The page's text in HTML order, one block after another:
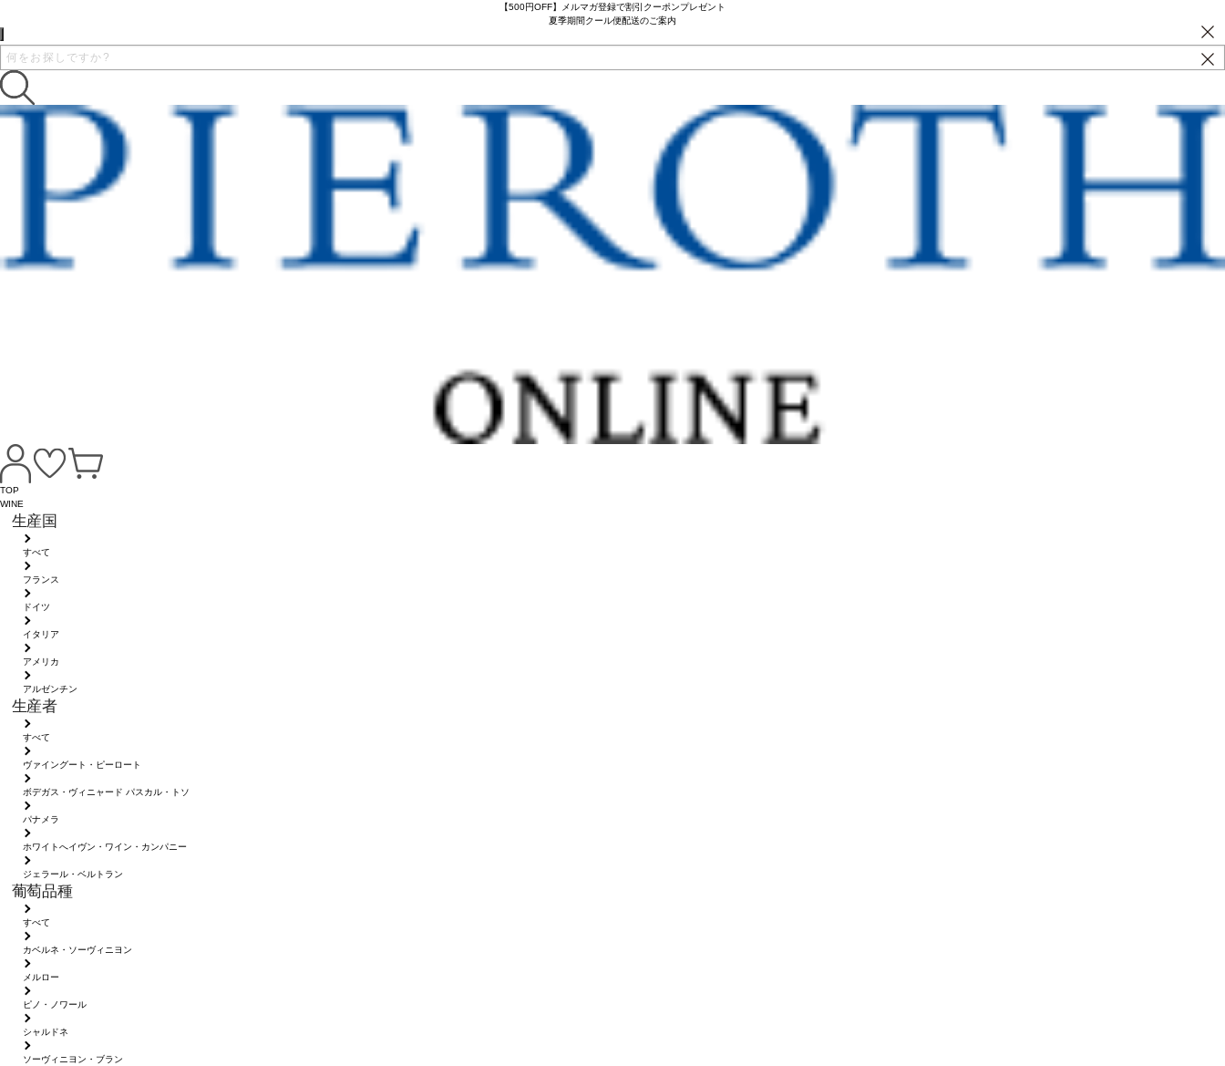
【500円OFF】メルマガ登録で割引クーポンプレゼント
夏季期間クール便配送のご案内
TOP
WINE
生産国
すべて
フランス
ドイツ
イタリア
アメリカ
アルゼンチン
生産者
すべて
ヴァイングート・ピーロート
ボデガス・ヴィニャード パスカル・トソ
パナメラ
ホワイトへイヴン・ワイン・カンパニー
ジェラール・ベルトラン
葡萄品種
すべて
カベルネ・ソーヴィニヨン
メルロー
ピノ・ノワール
シャルドネ
ソーヴィニヨン・ブラン